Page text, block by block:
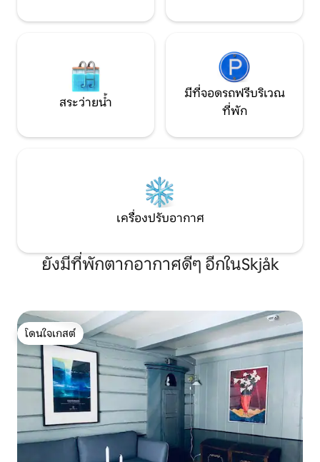
สระว่ายน้ำ
มีที่จอดรถฟรีบริเวณ
ที่พัก
เครื่องปรับอากาศ
ยังมีที่พักตากอากาศดีๆ อีกในSkjåk
โดนใจเกสต์
โดนใจเกสต์